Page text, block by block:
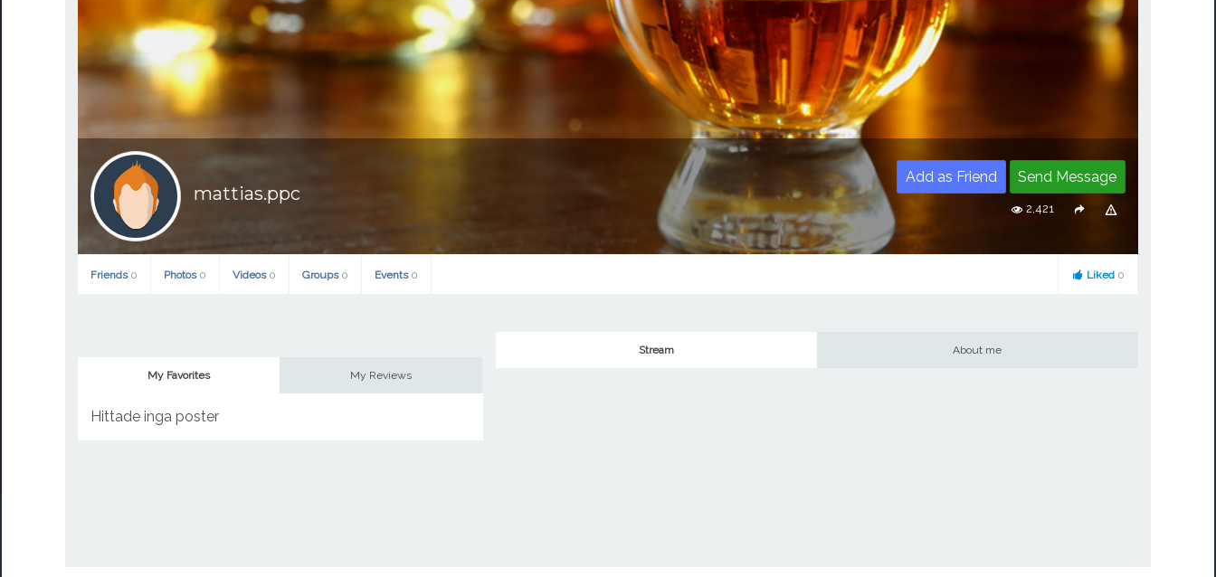
mattias.ppc
Add as Friend Send Message
2,421
Friends 0 Photos 0 Videos 0 Groups 0 Events 0 Liked 0
My Favorites My Reviews
Hittade inga poster
Stream About me